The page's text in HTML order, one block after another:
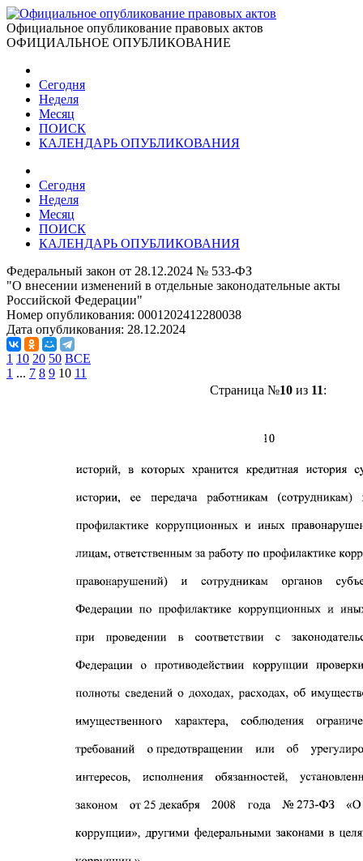
Официальное опубликование правовых актов
ОФИЦИАЛЬНОЕ ОПУБЛИКОВАНИЕ
Сегодня
Неделя
Месяц
ПОИСК
КАЛЕНДАРЬ ОПУБЛИКОВАНИЯ
Сегодня
Неделя
Месяц
ПОИСК
КАЛЕНДАРЬ ОПУБЛИКОВАНИЯ
Федеральный закон от 28.12.2024 № 533-ФЗ
"О внесении изменений в отдельные законодательные акты
Российской Федерации"
Номер опубликования: 0001202412280038
Дата опубликования: 28.12.2024
1 10 20 50 ВСЕ
1 ... 7 8 9 10 11
Страница №10 из 11: